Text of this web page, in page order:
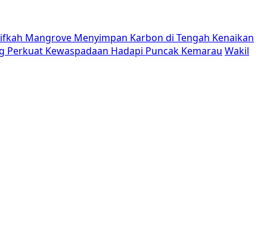
Mangrove Menyimpan Karbon di Tengah Kenaikan
Perkuat Kewaspadaan Hadapi Puncak Kemarau Wakil